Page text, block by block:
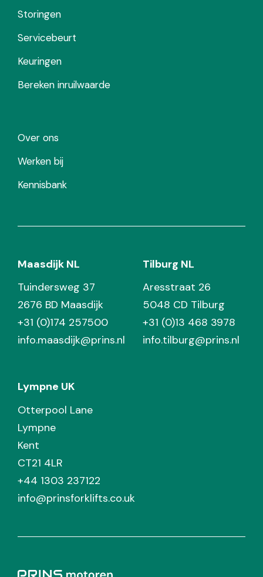
Storingen
Servicebeurt
Keuringen
Bereken inruilwaarde
Over ons
Werken bij
Kennisbank
Maasdijk NL
Tuindersweg 37
2676 BD Maasdijk
+31 (0)174 257500
info.maasdijk@prins.nl
Tilburg NL
Aresstraat 26
5048 CD Tilburg
+31 (0)13 468 3978
info.tilburg@prins.nl
Lympne UK
Otterpool Lane
Lympne
Kent
CT21 4LR
+44 1303 237122
info@prinsforklifts.co.uk